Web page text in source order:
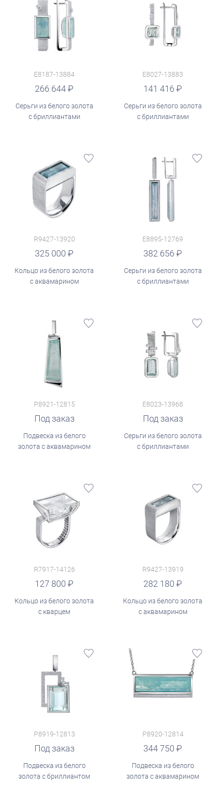
E8187-13884
266 644
Серьги из белого золота
с бриллиантами
E8027-13883
141 416
руб.
Серьги из белого золота
с бриллиантами
R9427-13920
325 000
Кольцо из белого золота
с аквамарином
E8895-12769
382 656
руб.
Серьги из белого золота
с бриллиантами
P8921-12815
Под заказ
Подвеска из белого
золота с аквамарином
E8023-13968
Под заказ
Серьги из белого золота
с бриллиантами
R7917-14126
127 800
Кольцо из белого золота
с кварцем
R9427-13919
282 180
руб.
Кольцо из белого золота
с аквамарином
P8919-12813
Под заказ
Подвеска из белого
золота с бриллиантом
P8920-12814
344 750
руб.
Подвеска из белого
золота с аквамарином